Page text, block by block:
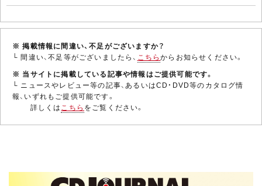
※ 掲載情報に間違い、不足がございますか？
└ 間違い、不足等がございましたら、 こちらからお知らせください。
※ 当サイトに掲載している記事や情報はご提供可能です。
└ ニュースやレビュー等の記事、あるいはCD・DVD等のカタログ情
報、いずれもご提供可能です。
詳しくはこちら をご覧ください。